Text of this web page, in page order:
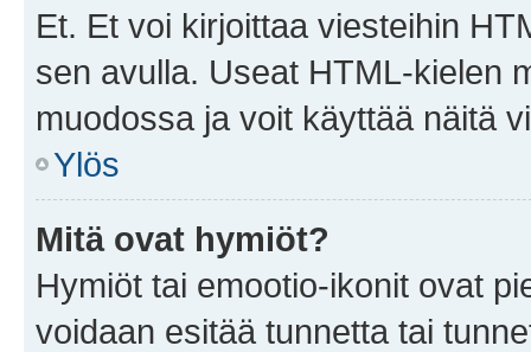
Et. Et voi kirjoittaa viesteihin
sen avulla. Useat HTML-kielen
muodossa ja voit käyttää näitä
Ylös
Mitä ovat hymiöt?
Hymiöt tai emootio-ikonit ovat
voidaan esitää tunnetta tai